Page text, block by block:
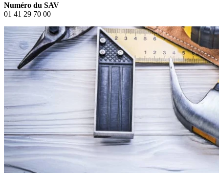
Numéro du SAV
01 41 29 70 00